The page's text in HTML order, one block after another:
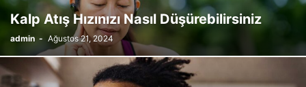
Kalp Atış Hızınızı Nasıl Düşürebilirsiniz
admin - Ağustos 21, 2024